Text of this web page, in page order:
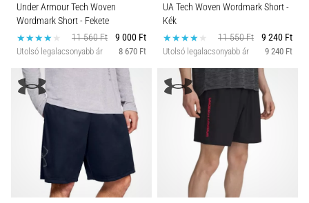
Under Armour Tech Woven
Wordmark Short- Fekete
11 560 Ft
9 000 Ft
Utolsó legalacsonyabb ár 8 670 Ft
UA Tech Woven Wordmark Short-
Kék
11 550 Ft
9 240 Ft
Utolsó legalacsonyabb ár 9 240 Ft